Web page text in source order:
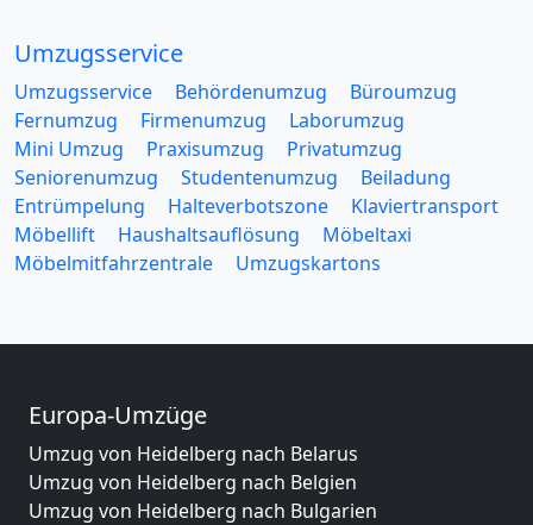
Umzugsservice
Umzugsservice Behördenumzug
Büroumzug
Fernumzug
Firmenumzug
Laborumzug
Mini Umzug
Praxisumzug
Privatumzug
Seniorenumzug
Studentenumzug
Beiladung
Entrümpelung
Halteverbotszone
Klaviertransport
Möbellift
Haushaltsauflösung
Möbeltaxi
Möbelmitfahrzentrale
Umzugskartons
Europa-Umzüge
Umzug von Heidelberg nach Belarus
Umzug von Heidelberg nach Belgien
Umzug von Heidelberg nach Bulgarien